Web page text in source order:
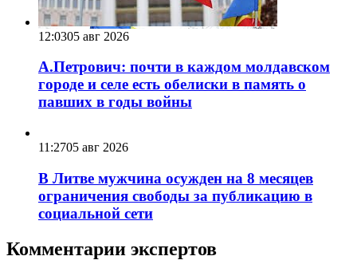
12:0305 авг 2026
А.Петрович: почти в каждом молдавском
городе и селе есть обелиски в память о
павших в годы войны
11:2705 авг 2026
В Литве мужчина осужден на 8 месяцев
ограничения свободы за публикацию в
социальной сети
Комментарии экспертов